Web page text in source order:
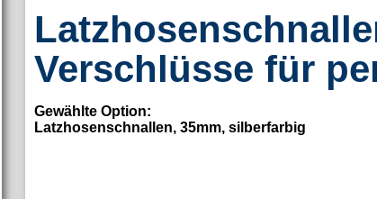
Verschlüsse für
Gewählte Option:
Latzhosenschnallen, 35mm, silberfarbig